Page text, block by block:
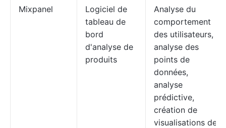
Mixpanel
Logiciel de
tableau de
bord
d'analyse de
produits
Analyse du
comportement
des utilisateurs,
analyse des
points de
données,
analyse
prédictive,
création de
visualisations de